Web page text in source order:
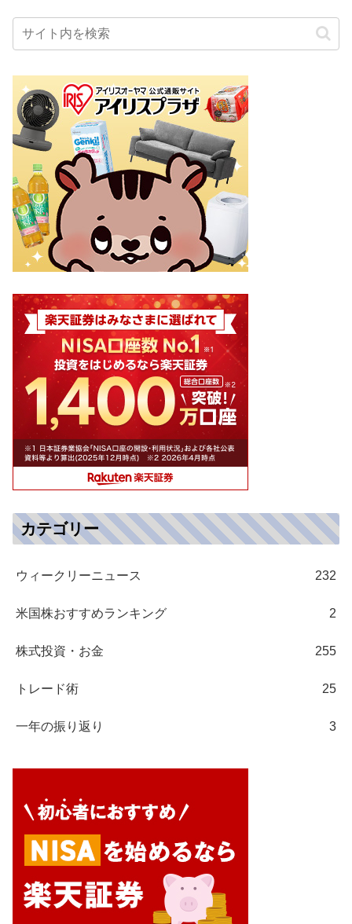
カテゴリー
ウィークリーニュース 232
米国株おすすめランキング 2
株式投資・お金 255
トレード術 25
一年の振り返り 3